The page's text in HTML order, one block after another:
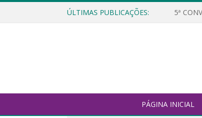
ÚLTIMAS PUBLICAÇÕES: 5ª
PÁGINA INICIAL